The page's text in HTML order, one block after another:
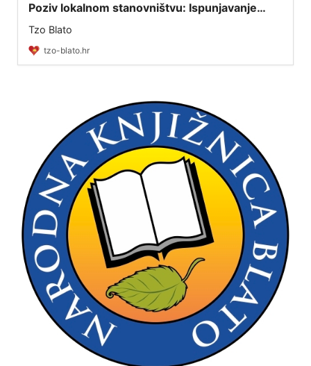
Poziv lokalnom stanovništvu: Ispunjavanje
ankete o stavovima lokalnog stanovništva o
Tzo Blato
tzo-blato.hr